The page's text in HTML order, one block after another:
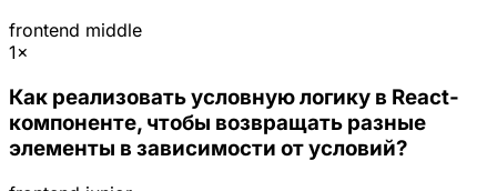
frontend middle
1×
Как реализовать условную логику в React-
компоненте, чтобы возвращать разные
элементы в зависимости от условий?